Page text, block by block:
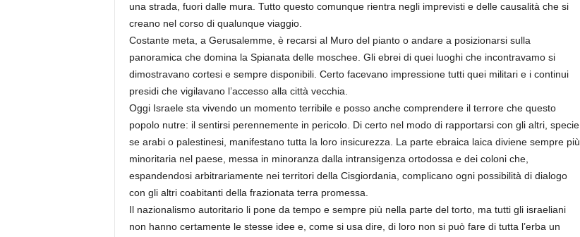
una strada, fuori dalle mura. Tutto questo comunque rientra negli imprevisti e delle causalità che si
creano nel corso di qualunque viaggio.
Costante meta, a Gerusalemme, è recarsi al Muro del pianto o andare a posizionarsi sulla
panoramica che domina la Spianata delle moschee. Gli ebrei di quei luoghi che incontravamo si
dimostravano cortesi e sempre disponibili. Certo facevano impressione tutti quei militari e i continui
presidi che vigilavano l’accesso alla città vecchia.
Oggi Israele sta vivendo un momento terribile e posso anche comprendere il terrore che questo
popolo nutre: il sentirsi perennemente in pericolo. Di certo nel modo di rapportarsi con gli altri, specie
se arabi o palestinesi, manifestano tutta la loro insicurezza. La parte ebraica laica diviene sempre più
minoritaria nel paese, messa in minoranza dalla intransigenza ortodossa e dei coloni che,
espandendosi arbitrariamente nei territori della Cisgiordania, complicano ogni possibilità di dialogo
con gli altri coabitanti della frazionata terra promessa.
Il nazionalismo autoritario li pone da tempo e sempre più nella parte del torto, ma tutti gli israeliani
non hanno certamente le stesse idee e, come si usa dire, di loro non si può fare di tutta l’erba un